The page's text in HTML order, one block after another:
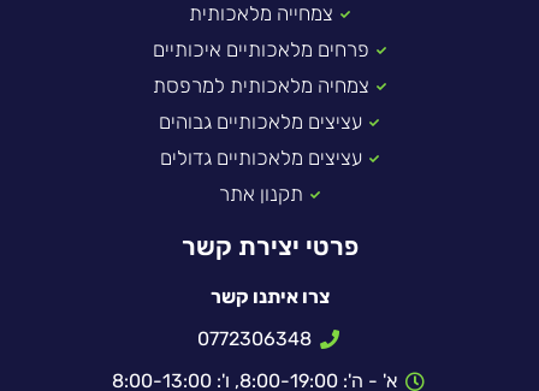
צמחייה מלאכותית
פרחים מלאכותיים איכותיים
צמחיה מלאכותית למרפסת
עציצים מלאכותיים גבוהים
עציצים מלאכותיים גדולים
תקנון אתר
פרטי יצירת קשר
צרו איתנו קשר
0772306348
א' - ה': 8:00-19:00, ו': 8:00-13:00